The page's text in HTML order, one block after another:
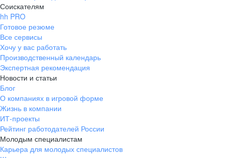
Соискателям
hh PRO
Готовое резюме
Все сервисы
Хочу у вас работать
Производственный календарь
Экспертная рекомендация
Новости и статьи
Блог
О компаниях в игровой форме
Жизнь в компании
ИТ-проекты
Рейтинг работодателей России
Молодым специалистам
Карьера для молодых специалистов